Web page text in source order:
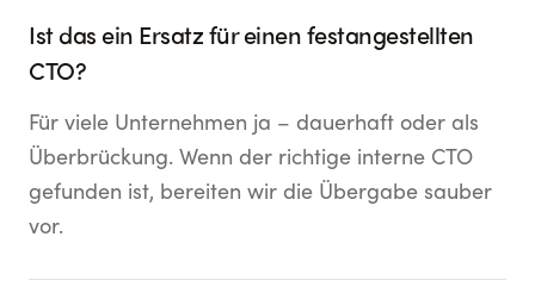
Ist das ein Ersatz für einen festangestellten
CTO?
Für viele Unternehmen ja – dauerhaft oder als
Überbrückung. Wenn der richtige interne CTO
gefunden ist, bereiten wir die Übergabe sauber
vor.